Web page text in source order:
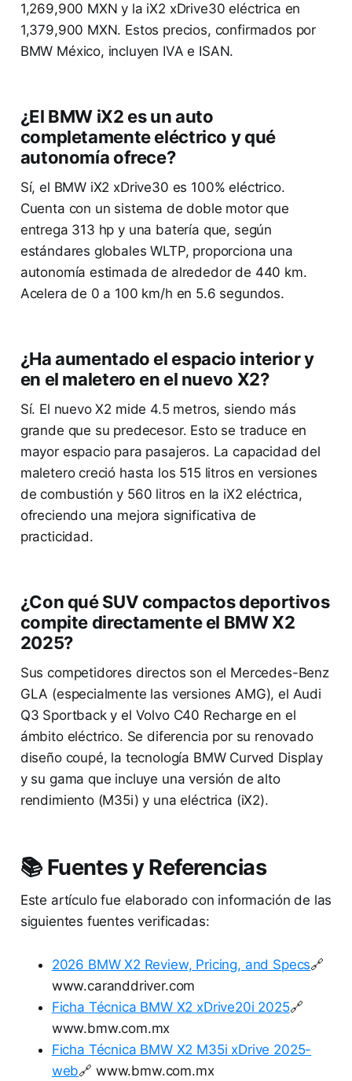
1,269,900 MXN y la iX2 xDrive30 eléctrica en
1,379,900 MXN. Estos precios, confirmados por
BMW México, incluyen IVA e ISAN.
¿El BMW iX2 es un auto
completamente eléctrico y qué
autonomía ofrece?
Sí, el BMW iX2 xDrive30 es 100% eléctrico.
Cuenta con un sistema de doble motor que
entrega 313 hp y una batería que, según
estándares globales WLTP, proporciona una
autonomía estimada de alrededor de 440 km.
Acelera de 0 a 100 km/h en 5.6 segundos.
¿Ha aumentado el espacio interior y
en el maletero en el nuevo X2?
Sí. El nuevo X2 mide 4.5 metros, siendo más
grande que su predecesor. Esto se traduce en
mayor espacio para pasajeros. La capacidad del
maletero creció hasta los 515 litros en versiones
de combustión y 560 litros en la iX2 eléctrica,
ofreciendo una mejora significativa de
practicidad.
¿Con qué SUV compactos deportivos
compite directamente el BMW X2
2025?
Sus competidores directos son el Mercedes-Benz
GLA (especialmente las versiones AMG), el Audi
Q3 Sportback y el Volvo C40 Recharge en el
ámbito eléctrico. Se diferencia por su renovado
diseño coupé, la tecnología BMW Curved Display
y su gama que incluye una versión de alto
rendimiento (M35i) y una eléctrica (iX2).
📚 Fuentes y Referencias
Este artículo fue elaborado con información de las
siguientes fuentes verificadas:
2026 BMW X2 Review, Pricing, and Specs🔗
www.caranddriver.com
Ficha Técnica BMW X2 xDrive20i 2025🔗
www.bmw.com.mx
Ficha Técnica BMW X2 M35i xDrive 2025-
web🔗 www.bmw.com.mx